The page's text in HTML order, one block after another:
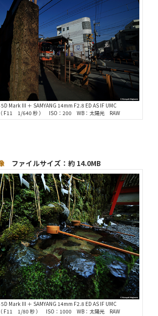
Mark III ＋ SAMYANG 14mm F2.8 ED AS IF UMC
F11 1/640 秒 ） ISO：200 WB：太陽光 RAW
ファイルサイズ：約 14.0MB
Mark III ＋ SAMYANG 14mm F2.8 ED AS IF UMC
F11 1/80 秒 ） ISO：1000 WB：太陽光 RAW